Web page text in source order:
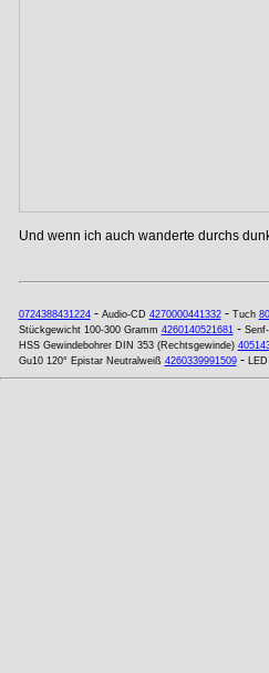
Und wenn ich auch wanderte durchs
0724388431224- Audio-CD 4270000441332- Tuch
Stückgewicht 100-300 Gramm 4260140521681-
HSS Gewindebohrer DIN 353 (Rechtsgewinde)
Gu10 120° Epistar Neutralweiß 4260339991509-